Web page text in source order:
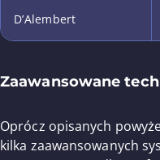
D’Alembert
Zaawansowane
Oprócz opisanych
kilka zaawansowanych